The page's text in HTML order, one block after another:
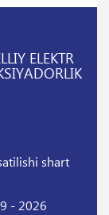
ELEKTR
shart
- 2026